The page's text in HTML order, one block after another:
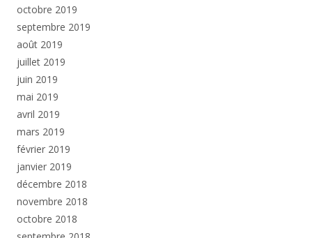
octobre 2019
septembre 2019
août 2019
juillet 2019
juin 2019
mai 2019
avril 2019
mars 2019
février 2019
janvier 2019
décembre 2018
novembre 2018
octobre 2018